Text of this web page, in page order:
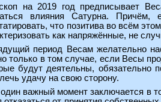
на 2019 год предписывает
влияния Сатурна.
что позитива во всём
как напряжённые, не
период Весам желательно
только в том случае, если Весы
будут деятельны,
удачу на свою сторону.
важный момент заключается в